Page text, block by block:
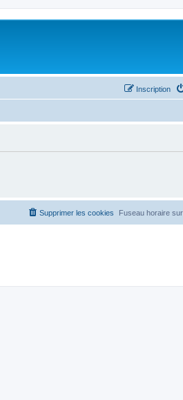
Inscription
Fuseau horaire sur
Supprimer les cookies